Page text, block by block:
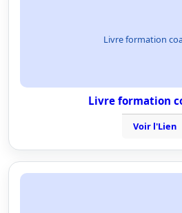
Livre formation
Livre formation
Voir l'Lien